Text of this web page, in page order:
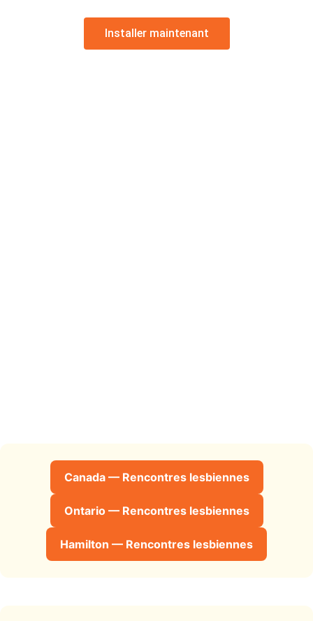
Installer maintenant
Canada — Rencontres lesbiennes
Ontario — Rencontres lesbiennes
Hamilton — Rencontres lesbiennes